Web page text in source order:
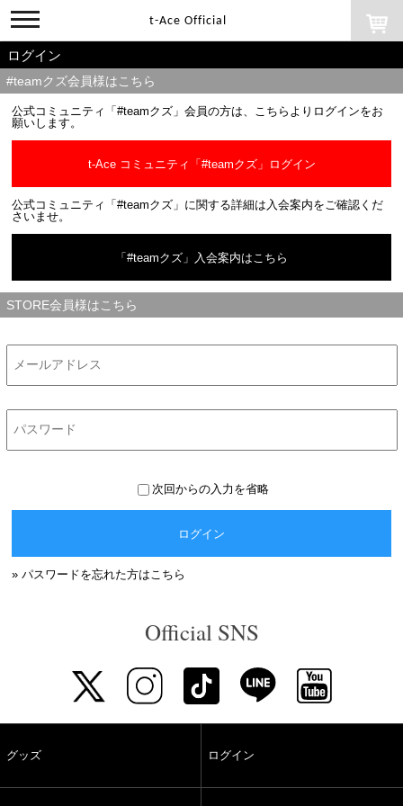
toggle
navigation
t-Ace Official
ログイン
#teamクズ会員様はこちら
公式コミュニティ「#teamクズ」会員の方は、こちらよりログインをお
願いします。
t-Ace コミュニティ「#teamクズ」ログイン
公式コミュニティ「#teamクズ」に関する詳細は入会案内をご確認くだ
さいませ。
「#teamクズ」入会案内はこちら
STORE会員様はこちら
次回からの入力を省略
ログイン
» パスワードを忘れた方はこちら
Official SNS
グッズ ログイン